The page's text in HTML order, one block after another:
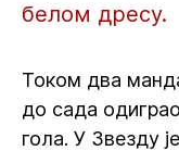
белом дресу.
Током два
до сада
гола. У Звезду